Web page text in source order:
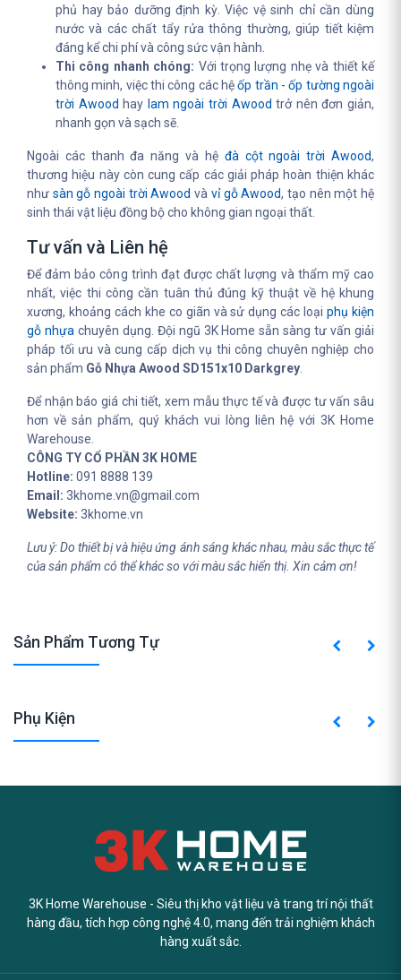
phủ hay bảo dưỡng định kỳ. Việc vệ sinh chỉ cần dùng
nước và các chất tẩy rửa thông thường, giúp tiết kiệm
đáng kể chi phí và công sức vận hành.
Thi công nhanh chóng: Với trọng lượng nhẹ và thiết kế
thông minh, việc thi công các hệốp trần - ốp tường ngoài
trời Awood hay lam ngoài trời Awood trở nên đơn giản,
nhanh gọn và sạch sẽ.
Ngoài các thanh đa năng và hệ đà cột ngoài trời Awood,
thương hiệu này còn cung cấp các giải pháp hoàn thiện khác
như sàn gỗ ngoài trời Awood và vỉ gỗ Awood, tạo nên một hệ
sinh thái vật liệu đồng bộ cho không gian ngoại thất.
Tư vấn và Liên hệ
Để đảm bảo công trình đạt được chất lượng và thẩm mỹ cao
nhất, việc thi công cần tuân thủ đúng kỹ thuật về hệ khung
xương, khoảng cách khe co giãn và sử dụng các loạiphụ kiện
gỗ nhựa chuyên dụng. Đội ngũ 3K Home sẵn sàng tư vấn giải
pháp tối ưu và cung cấp dịch vụ thi công chuyên nghiệp cho
sản phẩm Gỗ Nhựa Awood SD151x10 Darkgrey
Để nhận báo giá chi tiết, xem mẫu thực tế và được tư vấn sâu
hơn về sản phẩm, quý khách vui lòng liên hệ với 3K Home
Warehouse.
CÔNG TY CỔ PHẦN 3K HOME
Hotline: 091 8888 139
Email: 3khome.vn@gmail.com
Website: 3khome.vn
Lưu ý: Do thiết bị và hiệu ứng ánh sáng khác nhau, màu sắc thực tế
của sản phẩm có thể khác so với màu sắc hiển thị. Xin cảm ơn!
Sản Phẩm Tương Tự
Phụ Kiện
3K Home Warehouse - Siêu thị kho vật liệu và trang trí nội thất
hàng đầu, tích hợp công nghệ 4.0, mang đến trải nghiệm khách
hàng xuất sắc.